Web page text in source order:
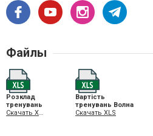
Файлы
Розклад
тренувань
Скачать XLS
Вартість
тренувань Волна
Скачать XLS